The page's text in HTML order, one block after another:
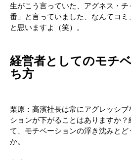
生がこう言っていた、アグネス・
番」と言っていました、なんてコ
と思いますよ（笑）。
経営者としてのモチ
ち方
栗原：高濱社長は常にアグレッシ
ションが下がることはありますか
て、モチベーションの浮き沈みとど
か。